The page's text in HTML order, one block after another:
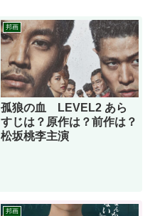
邦画
孤狼の血 LEVEL2 あら
すじは？原作は？前作は？
松坂桃李主演
邦画